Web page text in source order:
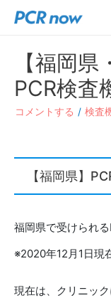
【福岡県
PCR検査
コメントする / 検査
【福岡県】
福岡県で受けられ
※2020年12月1日現
現在は、クリニッ